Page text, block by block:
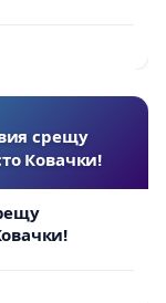
срещу
Ковачки!